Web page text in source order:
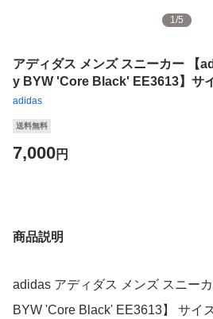
1/5
アディダス メンズ スニーカー 【
y BYW 'Core Black' EE3613】サ
adidas
送料無料
7,000円
商品説明
adidas アディダス メンズ スニー
BYW 'Core Black' EE3613】 サイ